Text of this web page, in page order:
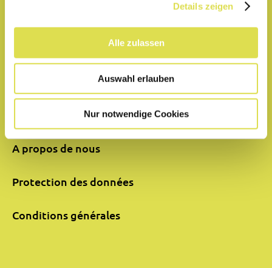
Details zeigen
Alle zulassen
Auswahl erlauben
Nur notwendige Cookies
Mentions légales
Formulaire de contact
A propos de nous
Protection des données
Conditions générales